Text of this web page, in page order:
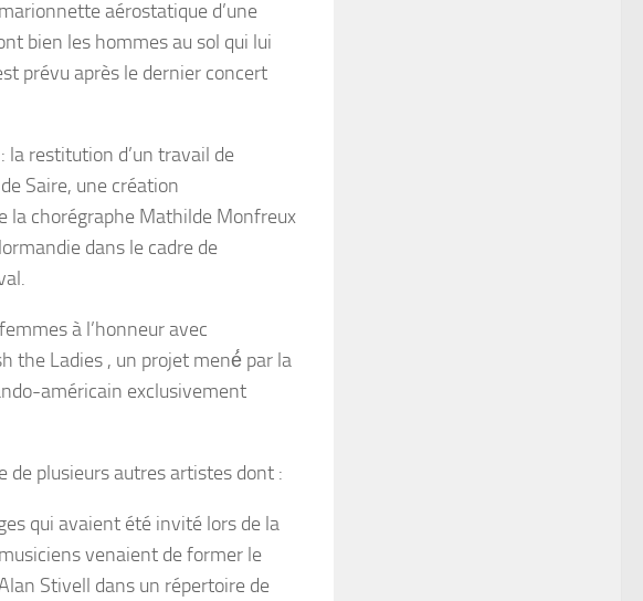
aérostatique d’une
bien les hommes au sol qui lui
prévu après le dernier concert
restitution d’un travail de
Saire, une création
la chorégraphe Mathilde Monfreux
dans le cadre de
à l’honneur avec
the Ladies , un projet mené́ par la
américain exclusivement
de plusieurs autres artistes dont :
qui avaient été invité lors de la
venaient de former le
Stivell dans un répertoire de